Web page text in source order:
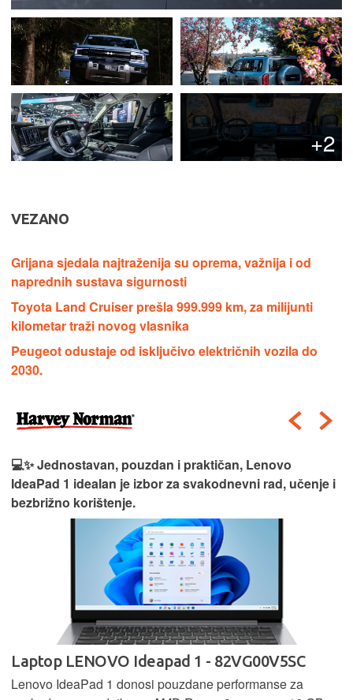
+2
VEZANO
Grijana sjedala najtraženija su oprema, važnija i od
naprednih sustava sigurnosti
Toyota Land Cruiser prešla 999.999 km, za milijunti
kilometar traži novog vlasnika
Peugeot odustaje od isključivo električnih vozila do
2030.
💻✨ Jednostavan, pouzdan i praktičan, Lenovo
IdeaPad 1 idealan je izbor za svakodnevni rad, učenje i
bezbrižno korištenje.
Laptop LENOVO Ideapad 1 - 82VG00V5SC
Lenovo IdeaPad 1 donosi pouzdane performanse za